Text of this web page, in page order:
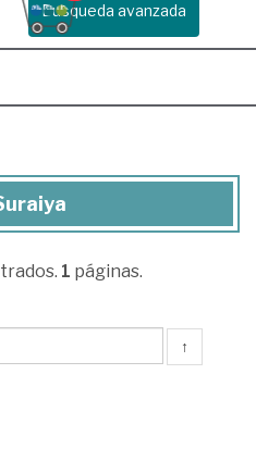
Busqueda avanzada
1 páginas.
↑